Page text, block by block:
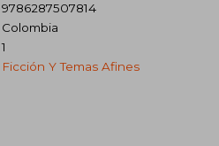
9786287507814
Colombia
1
Ficción Y Temas Afines